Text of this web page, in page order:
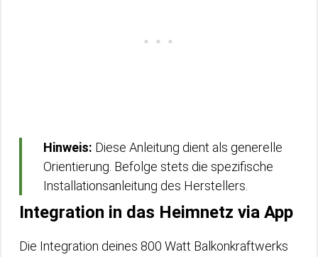
Hinweis: Diese Anleitung dient als generelle
Orientierung. Befolge stets die spezifische
Installationsanleitung des Herstellers.
Integration in das Heimnetz via App
Die Integration deines 800 Watt Balkonkraftwerks